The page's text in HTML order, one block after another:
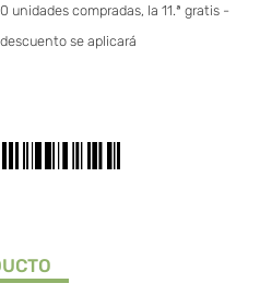
unidades compradas, la 11.ª gratis -
se aplicará